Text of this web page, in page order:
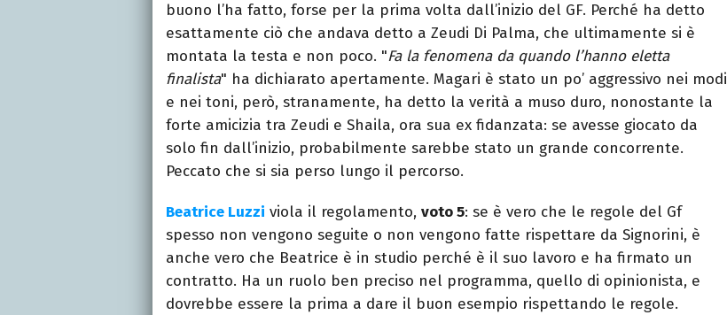
buono l’ha fatto, forse per la prima volta dall’inizio del GF. Perché ha detto
esattamente ciò che andava detto a Zeudi Di Palma, che ultimamente si è
montata la testa e non poco. "Fa la fenomena da quando l’hanno eletta
finalista" ha dichiarato apertamente. Magari è stato un po’ aggressivo nei modi
e nei toni, però, stranamente, ha detto la verità a muso duro, nonostante la
forte amicizia tra Zeudi e Shaila, ora sua ex fidanzata: se avesse giocato da
solo fin dall’inizio, probabilmente sarebbe stato un grande concorrente.
Peccato che si sia perso lungo il percorso.
Beatrice Luzzi viola il regolamento, voto 5: se è vero che le regole del Gf
spesso non vengono seguite o non vengono fatte rispettare da Signorini, è
anche vero che Beatrice è in studio perché è il suo lavoro e ha firmato un
contratto. Ha un ruolo ben preciso nel programma, quello di opinionista, e
dovrebbe essere la prima a dare il buon esempio rispettando le regole.